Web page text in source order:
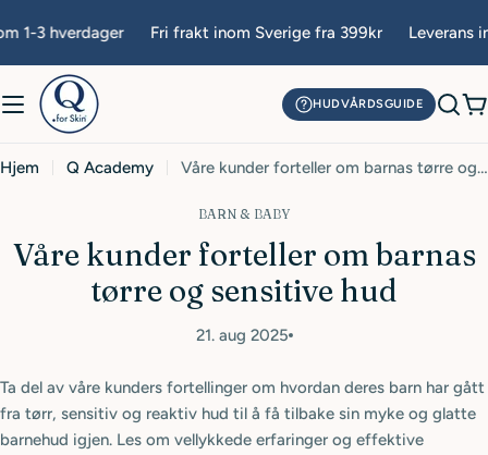
til
innhold
1-3 hverdager Fri frakt inom Sverige fra 399kr Leverans
HUDVÅRDSGUIDE
Hjem Q Academy Våre kunder forteller om barnas tørre og sensitive hud
BARN & BABY
Våre kunder forteller om barnas
tørre og sensitive hud
21. aug 2025
Ta del av våre kunders fortellinger om hvordan deres barn har gått
fra tørr, sensitiv og reaktiv hud til å få tilbake sin myke og glatte
barnehud igjen. Les om vellykkede erfaringer og effektive